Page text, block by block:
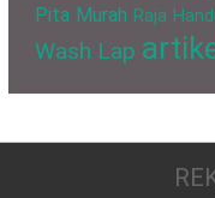
Pita Murah Raja
Wash Lap